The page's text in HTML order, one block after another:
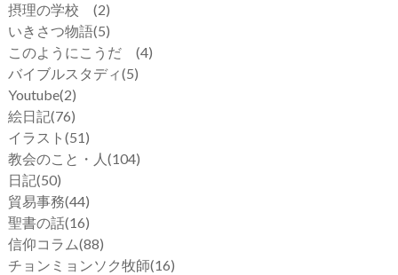
摂理の学校 (2)
いきさつ物語(5)
このようにこうだ (4)
バイブルスタディ(5)
Youtube(2)
絵日記(76)
イラスト (51)
教会のこと・人 (104)
日記(50)
貿易事務(44)
聖書の話(16)
信仰コラム(88)
チョンミョンソク牧師(16)